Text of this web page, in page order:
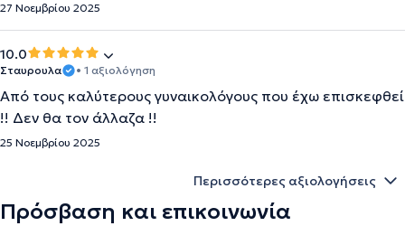
27 Νοεμβρίου 2025
10.0
Σταυρουλα • 1 αξιολόγηση
Από τους καλύτερους γυναικολόγους που έχω επισκεφθεί
!! Δεν θα τον άλλαζα !!
25 Νοεμβρίου 2025
Περισσότερες αξιολογήσεις
Πρόσβαση και επικοινωνία